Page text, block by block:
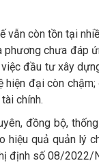
còn tồn tại
chưa đáp
đầu tư xây
đại còn
chính.
đồng bộ,
hiệu quả quản lý
định số 08/